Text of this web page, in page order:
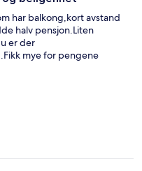
har balkong,kort avstand
halv pensjon.Liten
er der
mye for pengene